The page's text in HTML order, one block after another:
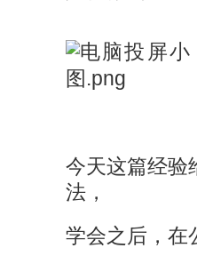
今天这篇经验
法，
学会之后，在